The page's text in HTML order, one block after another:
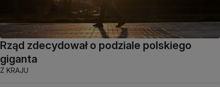
Rząd zdecydował o podziale polskiego
giganta
Z KRAJU